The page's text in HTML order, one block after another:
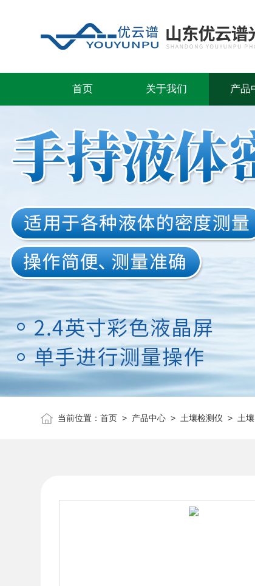
首页 关于我们 产品
当前位置：首页 > 产品中心 > 土壤检测仪 > 土